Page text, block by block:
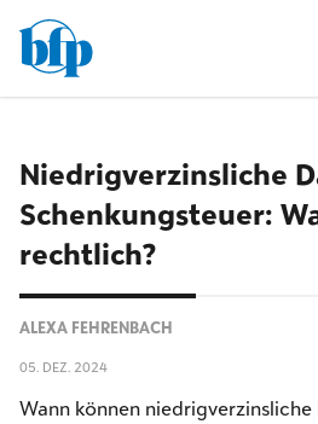
Niedrig­verzinsliche
Schenkung­steuer:
rechtlich?
ALEXA FEHRENBACH
05. DEZ. 2024
Wann können niedrigverzinsliche